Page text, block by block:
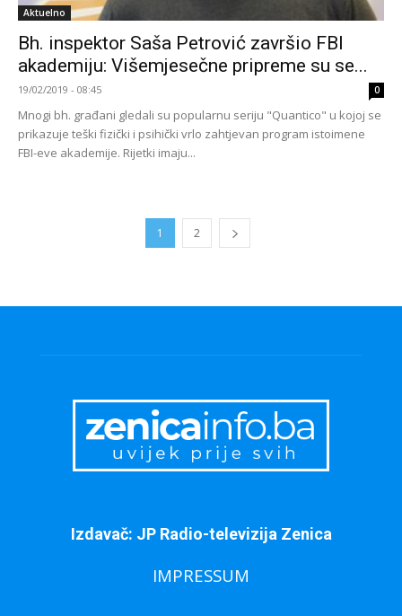
Aktuelno
Bh. inspektor Saša Petrović završio FBI
akademiju: Višemjesečne pripreme su se...
19/02/2019 - 08:45 0
Mnogi bh. građani gledali su popularnu seriju "Quantico" u kojoj se
prikazuje teški fizički i psihički vrlo zahtjevan program istoimene
FBI-eve akademije. Rijetki imaju...
1 2
Izdavač: JP Radio-televizija Zenica
IMPRESSUM